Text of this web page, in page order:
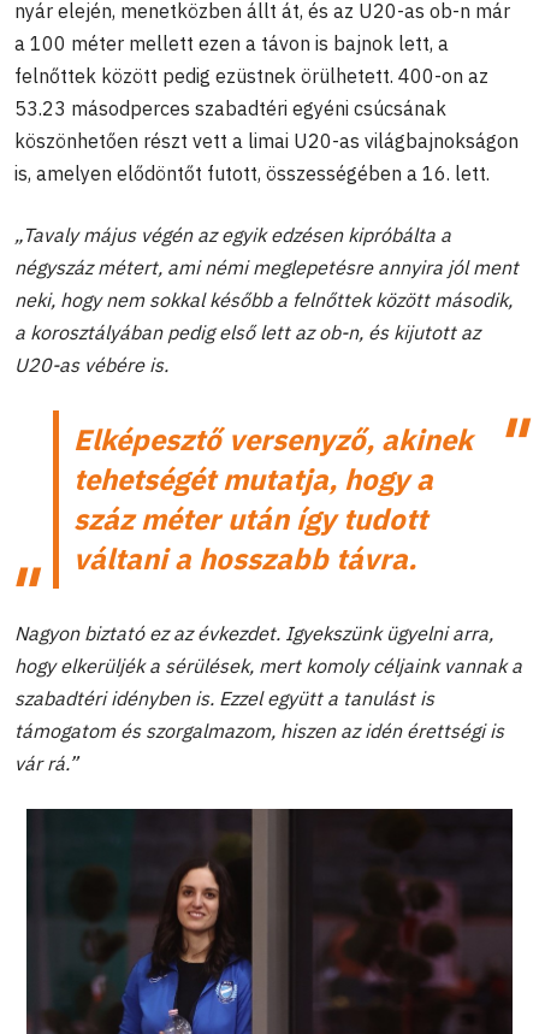
nyár elején, menetközben állt át, és az U20-as ob-n már
a 100 méter mellett ezen a távon is bajnok lett, a
felnőttek között pedig ezüstnek örülhetett. 400-on az
53.23 másodperces szabadtéri egyéni csúcsának
köszönhetően részt vett a limai U20-as világbajnokságon
is, amelyen elődöntőt futott, összességében a 16. lett.
„Tavaly május végén az egyik edzésen kipróbálta a
négyszáz métert, ami némi meglepetésre annyira jól ment
neki, hogy nem sokkal később a felnőttek között második,
a korosztályában pedig első lett az ob-n, és kijutott az
U20-as vébére is.
Elképesztő versenyző, akinek
tehetségét mutatja, hogy a
száz méter után így tudott
váltani a hosszabb távra.
Nagyon biztató ez az évkezdet. Igyekszünk ügyelni arra,
hogy elkerüljék a sérülések, mert komoly céljaink vannak a
szabadtéri idényben is. Ezzel együtt a tanulást is
támogatom és szorgalmazom, hiszen az idén érettségi is
vár rá.”